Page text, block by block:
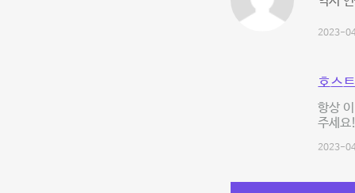
2023-
호스
항상
주세
2023-